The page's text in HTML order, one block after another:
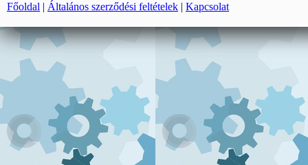
Főoldal | Általános szerződési feltételek | Kapcsolat